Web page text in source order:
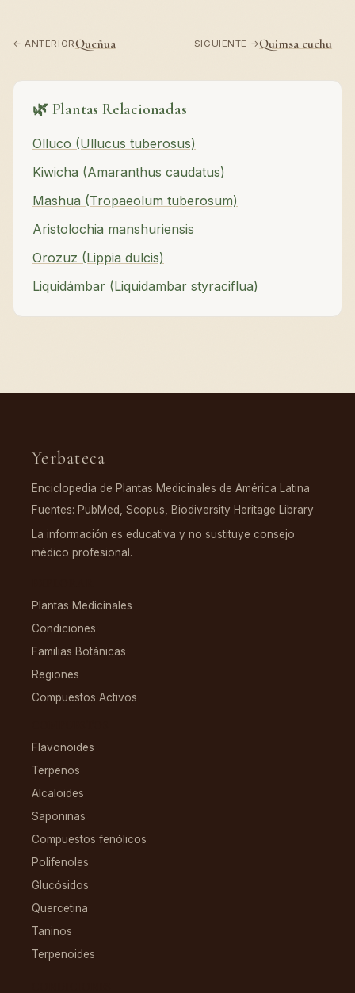
← ANTERIORQueñua SIGUIENTE →Quimsa cuchu
🌿 Plantas Relacionadas
Olluco (Ullucus tuberosus)
Kiwicha (Amaranthus caudatus)
Mashua (Tropaeolum tuberosum)
Aristolochia manshuriensis
Orozuz (Lippia dulcis)
Liquidámbar (Liquidambar styraciflua)
Yerbateca
Enciclopedia de Plantas Medicinales de América Latina
Fuentes: PubMed, Scopus, Biodiversity Heritage Library
La información es educativa y no sustituye consejo
médico profesional.
Plantas Medicinales
Condiciones
Familias Botánicas
Regiones
Compuestos Activos
Flavonoides
Terpenos
Alcaloides
Saponinas
Compuestos fenólicos
Polifenoles
Glucósidos
Quercetina
Taninos
Terpenoides